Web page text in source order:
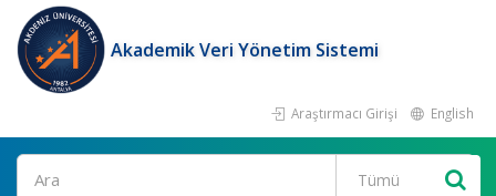
Akademik Veri Yönetim Sistemi
Araştırmacı Girişi English
Ara